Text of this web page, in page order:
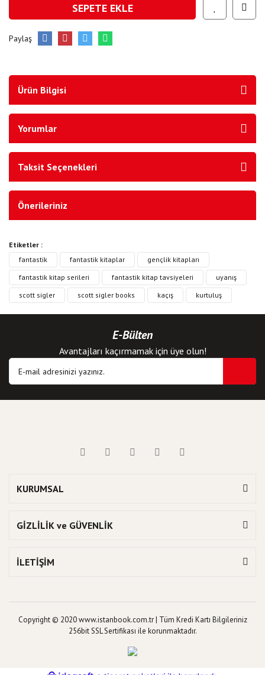
SEPETE EKLE
Paylaş
Ürün Bilgisi
Yorumlar
Taksit Seçenekleri
Önerileriniz
Etiketler :
fantastik
fantastik kitaplar
gençlik kitapları
fantastik kitap serileri
fantastik kitap tavsiyeleri
uyanış
scott sigler
scott sigler books kaçış kurtuluş
E-Bülten
Avantajları kaçırmamak için üye olun!
KURUMSAL
GİZLİLİK ve GÜVENLİK
İLETİŞİM
Copyright © 2020 www.istanbook.com.tr | Tüm Kredi Kartı Bilgileriniz
256bit SSL Sertifikası ile korunmaktadır.